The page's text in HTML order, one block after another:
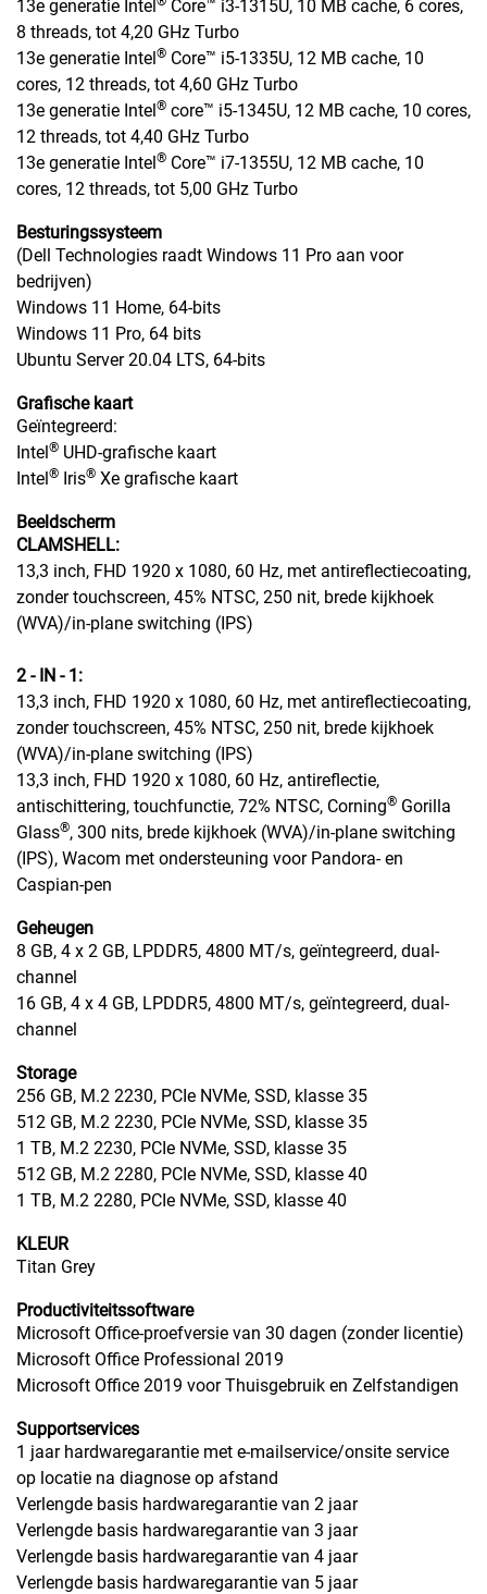
13e generatie Intel
Core™ i3-1315U, 10 MB cache, 6 cores,
8 threads, tot 4,20 GHz Turbo
13e generatie Intel ® Core™ i5-1335U, 12 MB cache, 10
cores, 12 threads, tot 4,60 GHz Turbo
13e generatie Intel ® core™ i5-1345U, 12 MB cache, 10 cores,
12 threads, tot 4,40 GHz Turbo
13e generatie Intel ® Core™ i7-1355U, 12 MB cache, 10
cores, 12 threads, tot 5,00 GHz Turbo
Besturingssysteem
(Dell Technologies raadt Windows 11 Pro aan voor
bedrijven)
Windows 11 Home, 64-bits
Windows 11 Pro, 64 bits
Ubuntu Server 20.04 LTS, 64-bits
Grafische kaart
Geïntegreerd:
Intel ® UHD-grafische kaart
Intel ® Iris® Xe grafische kaart
Beeldscherm
CLAMSHELL:
13,3 inch, FHD 1920 x 1080, 60 Hz, met antireflectiecoating,
zonder touchscreen, 45% NTSC, 250 nit, brede kijkhoek
(WVA)/in-plane switching (IPS)
2 - IN - 1:
13,3 inch, FHD 1920 x 1080, 60 Hz, met antireflectiecoating,
zonder touchscreen, 45% NTSC, 250 nit, brede kijkhoek
(WVA)/in-plane switching (IPS)
13,3 inch, FHD 1920 x 1080, 60 Hz, antireflectie,
antischittering, touchfunctie, 72% NTSC, Corning® Gorilla
Glass®, 300 nits, brede kijkhoek (WVA)/in-plane switching
(IPS), Wacom met ondersteuning voor Pandora- en
Caspian-pen
Geheugen
8 GB, 4 x 2 GB, LPDDR5, 4800 MT/s, geïntegreerd, dual-
channel
16 GB, 4 x 4 GB, LPDDR5, 4800 MT/s, geïntegreerd, dual-
channel
Storage
256 GB, M.2 2230, PCIe NVMe, SSD, klasse 35
512 GB, M.2 2230, PCIe NVMe, SSD, klasse 35
1 TB, M.2 2230, PCIe NVMe, SSD, klasse 35
512 GB, M.2 2280, PCIe NVMe, SSD, klasse 40
1 TB, M.2 2280, PCIe NVMe, SSD, klasse 40
KLEUR
Titan Grey
Productiviteitssoftware
Microsoft Office-proefversie van 30 dagen (zonder licentie)
Microsoft Office Professional 2019
Microsoft Office 2019 voor Thuisgebruik en Zelfstandigen
Supportservices
1 jaar hardwaregarantie met e-mailservice/onsite service
op locatie na diagnose op afstand
Verlengde basis hardwaregarantie van 2 jaar
Verlengde basis hardwaregarantie van 3 jaar
Verlengde basis hardwaregarantie van 4 jaar
Verlengde basis hardwaregarantie van 5 jaar